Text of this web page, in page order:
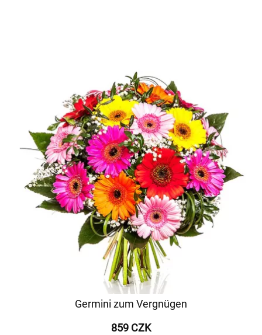
Germini zum Vergnügen
859 CZK